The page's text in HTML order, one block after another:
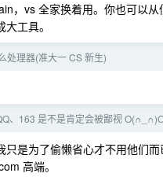
，vs 全家换着用。你也可以从
工具。
处理器(准大一 CS 新生)
、163 是不是肯定会被鄙视
是为了偷懒省心才不用他们而
高端。